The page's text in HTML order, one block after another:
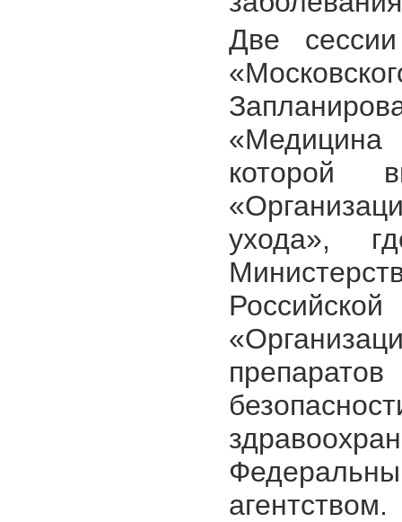
Две
«Медицина
которой
ухода»,
агентством.